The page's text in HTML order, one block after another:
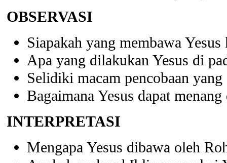
OBSERVASI
Siapakah yang membawa
Apa yang dilakukan Yesus di
Selidiki macam pencobaan
Bagaimana Yesus dapat
INTERPRETASI
Mengapa Yesus dibawa oleh